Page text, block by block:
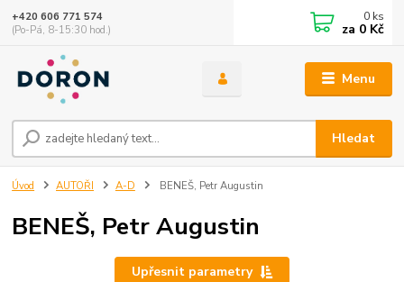
Menu
Hledat
+420 606 771 574
(Po-Pá, 8-15:30 hod.)
0 ks
za 0 Kč
Úvod AUTOŘI A-D BENEŠ, Petr Augustin
BENEŠ, Petr Augustin
Upřesnit parametry